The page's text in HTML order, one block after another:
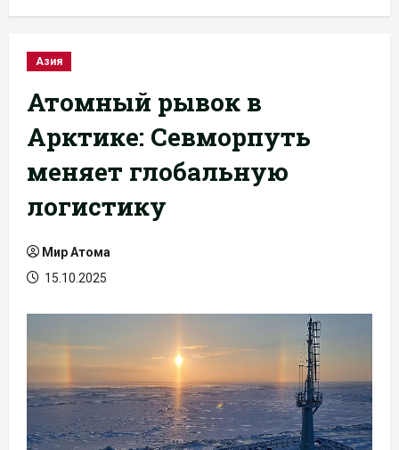
Азия
Атомный рывок в
Арктике: Севморпуть
меняет глобальную
логистику
Мир Атома
15.10.2025